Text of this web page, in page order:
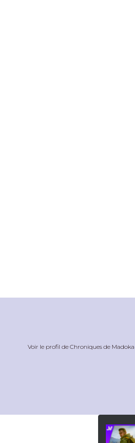
Voir le profil de Chroniques de Madoka